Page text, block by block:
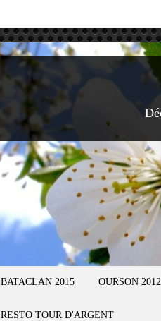
BATACLAN 2015 OURSON 2012
RESTO TOUR D'ARGENT